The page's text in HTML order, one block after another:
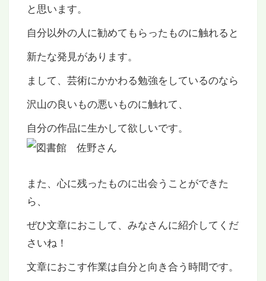
と思います。
自分以外の人に勧めてもらったものに触れると
新たな発見があります。
まして、芸術にかかわる勉強をしているのなら
沢山の良いもの悪いものに触れて、
自分の作品に生かして欲しいです。
また、心に残ったものに出会うことができた
ら、
ぜひ文章におこして、みなさんに紹介してくだ
さいね！
文章におこす作業は自分と向き合う時間です。